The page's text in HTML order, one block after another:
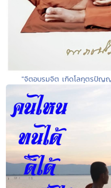
"จิตอบรมจิต เกิดโลกุตรปัญ